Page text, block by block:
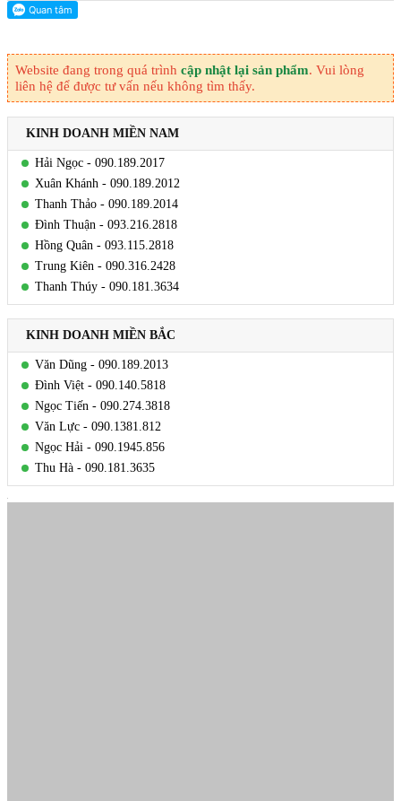
Website đang trong quá trình cập nhật lại sản phẩm. Vui lòng
liên hệ để được tư vấn nếu không tìm thấy.
KINH DOANH MIỀN NAM
Hải Ngọc - 090.189.2017
Xuân Khánh - 090.189.2012
Thanh Thảo - 090.189.2014
Đình Thuận - 093.216.2818
Hồng Quân - 093.115.2818
Trung Kiên - 090.316.2428
Thanh Thúy - 090.181.3634
KINH DOANH MIỀN BẮC
Văn Dũng - 090.189.2013
Đình Việt - 090.140.5818
Ngọc Tiến - 090.274.3818
Văn Lực - 090.1381.812
Ngọc Hải - 090.1945.856
Thu Hà - 090.181.3635